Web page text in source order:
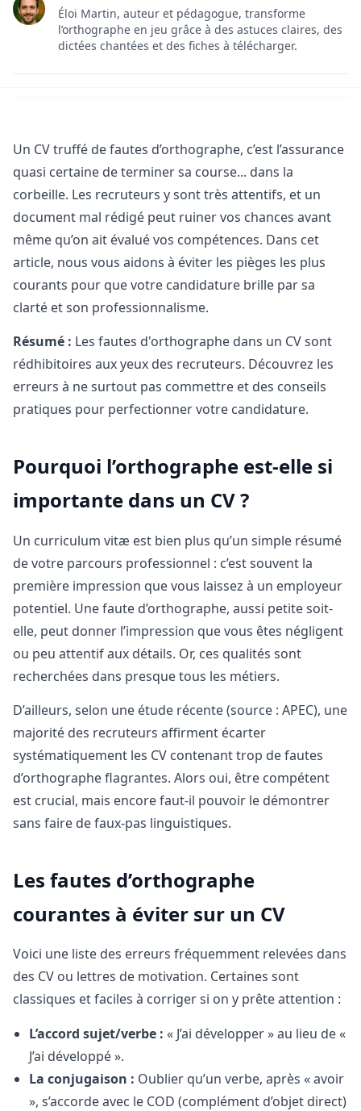
Éloi Martin, auteur et pédagogue, transforme
l’orthographe en jeu grâce à des astuces claires, des
dictées chantées et des fiches à télécharger.
Un CV truffé de fautes d’orthographe, c’est l’assurance
quasi certaine de terminer sa course... dans la
corbeille. Les recruteurs y sont très attentifs, et un
document mal rédigé peut ruiner vos chances avant
même qu’on ait évalué vos compétences. Dans cet
article, nous vous aidons à éviter les pièges les plus
courants pour que votre candidature brille par sa
clarté et son professionnalisme.
Résumé : Les fautes d'orthographe dans un CV sont
rédhibitoires aux yeux des recruteurs. Découvrez les
erreurs à ne surtout pas commettre et des conseils
pratiques pour perfectionner votre candidature.
Pourquoi l’orthographe est-elle si
importante dans un CV ?
Un curriculum vitæ est bien plus qu’un simple résumé
de votre parcours professionnel : c’est souvent la
première impression que vous laissez à un employeur
potentiel. Une faute d’orthographe, aussi petite soit-
elle, peut donner l’impression que vous êtes négligent
ou peu attentif aux détails. Or, ces qualités sont
recherchées dans presque tous les métiers.
D’ailleurs, selon une étude récente (source : APEC), une
majorité des recruteurs affirment écarter
systématiquement les CV contenant trop de fautes
d’orthographe flagrantes. Alors oui, être compétent
est crucial, mais encore faut-il pouvoir le démontrer
sans faire de faux-pas linguistiques.
Les fautes d’orthographe
courantes à éviter sur un CV
Voici une liste des erreurs fréquemment relevées dans
des CV ou lettres de motivation. Certaines sont
classiques et faciles à corriger si on y prête attention :
L’accord sujet/verbe : « J’ai développer » au lieu de «
J’ai développé ».
La conjugaison : Oublier qu’un verbe, après « avoir
», s’accorde avec le COD (complément d’objet direct)